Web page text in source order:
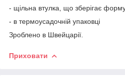
- щільна втулка, що зберігає
- в термоусадочній упаковці
Зроблено в Швейцарії.
Приховати